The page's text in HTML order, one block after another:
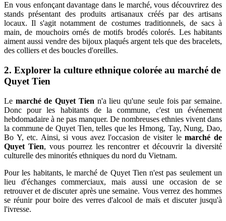
En vous enfonçant davantage dans le marché, vous découvrirez des
stands présentant des produits artisanaux créés par des artisans
locaux. Il s'agit notamment de costumes traditionnels, de sacs à
main, de mouchoirs ornés de motifs brodés colorés. Les habitants
aiment aussi vendre des bijoux plaqués argent tels que des bracelets,
des colliers et des boucles d'oreilles.
2. Explorer la culture ethnique colorée au marché de
Quyet Tien
Le marché de Quyet Tien n'a lieu qu'une seule fois par semaine.
Donc pour les habitants de la commune, c'est un événement
hebdomadaire à ne pas manquer. De nombreuses ethnies vivent dans
la commune de Quyet Tien, telles que les Hmong, Tay, Nung, Dao,
Bo Y, etc. Ainsi, si vous avez l'occasion de visiter lemarché de
Quyet Tien, vous pourrez les rencontrer et découvrir la diversité
culturelle des minorités ethniques du nord du Vietnam.
Pour les habitants, le marché de Quyet Tien n'est pas seulement un
lieu d'échanges commerciaux, mais aussi une occasion de se
retrouver et de discuter après une semaine. Vous verrez des hommes
se réunir pour boire des verres d'alcool de maïs et discuter jusqu'à
l'ivresse.